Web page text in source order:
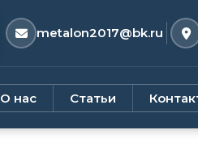
metalon2017@bk.ru
О нас Статьи